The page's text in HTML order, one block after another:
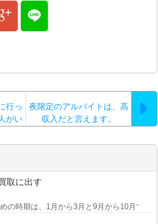
行っ
がい
夜限定のアルバイトは、高
収入だと言えます。
取に出す
の時期は、1月から3月と9月から10月です